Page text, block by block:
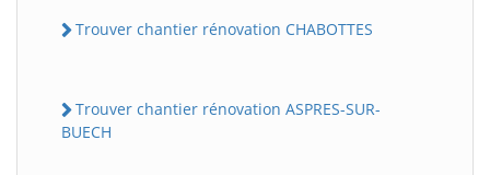
Trouver chantier rénovation CHABOTTES
Trouver chantier rénovation ASPRES-SUR-
BUECH